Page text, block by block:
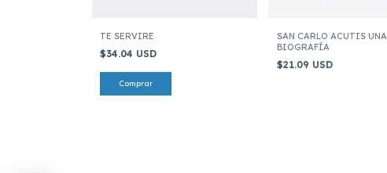
TE SERVIRE
$34.04 USD
SAN CARLO ACUTIS UNA
BIOGRAFÍA
$21.09 USD